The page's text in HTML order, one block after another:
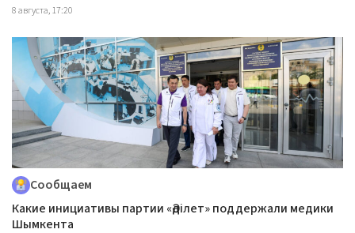
8 августа, 17:20
Сообщаем
Какие инициативы партии «Әділет» поддержали медики
Шымкента